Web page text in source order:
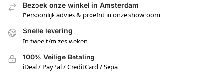
Bezoek onze winkel in Amsterdam
Persoonlijk advies & proefrit in onze showroom
Snelle levering
In twee t/m zes weken
100% Veilige Betaling
iDeal / PayPal / CreditCard / Sepa